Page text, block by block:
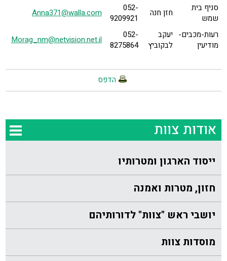
סניף בית
שמש
חזן חנה
052-
9209921
Anna371@walla.com
רעות-מכבים-
מודיעין
יעקב
לבקוביץ
052-
8275864
Morag_nm@netvision.net.il
הדפס
אודות צוות
ייסוד הארגון ומטרותיו
חזון, מטרות ואמנה
יושבי ראש "צוות" לדורותיהם
מוסדות צוות